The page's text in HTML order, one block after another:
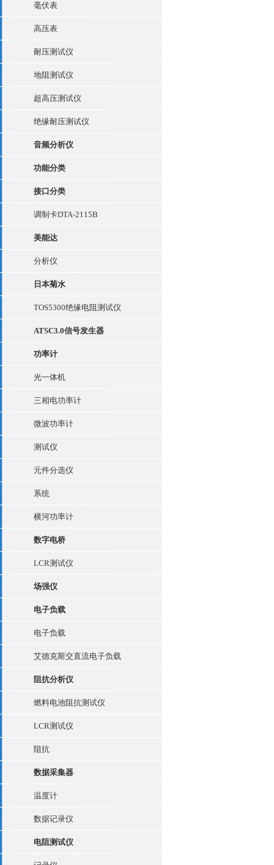
毫伏表
高压表
耐压测试仪
地阻测试仪
超高压测试仪
绝缘耐压测试仪
音频分析仪
功能分类
接口分类
调制卡DTA-2115B
美能达
分析仪
日本菊水
TOS5300绝缘电阻测试仪
ATSC3.0信号发生器
功率计
光一体机
三相电功率计
微波功率计
测试仪
元件分选仪
系统
横河功率计
数字电桥
LCR测试仪
场强仪
电子负载
电子负载
艾德克斯交直流电子负载
阻抗分析仪
燃料电池阻抗测试仪
LCR测试仪
阻抗
数据采集器
温度计
数据记录仪
电阻测试仪